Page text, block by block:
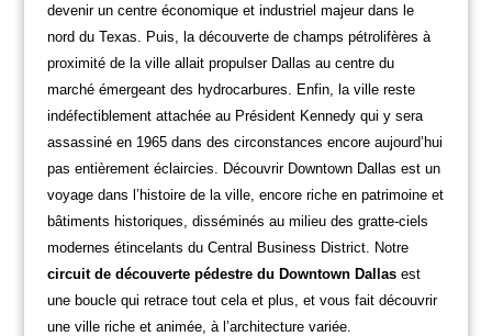
devenir un centre économique et industriel majeur dans le
nord du Texas. Puis, la découverte de champs pétrolifères à
proximité de la ville allait propulser Dallas au centre du
marché émergeant des hydrocarbures.
Enfin, la ville reste
indéfectiblement attachée au Président Kennedy qui y sera
assassiné en 1965 dans des circonstances encore aujourd’hui
pas entièrement éclaircies. Découvrir Downtown Dallas est un
voyage dans l’histoire de la ville, encore riche en patrimoine et
bâtiments historiques, disséminés au milieu des gratte-ciels
modernes étincelants du Central Business District. Notre
circuit de découverte pédestre du Downtown Dallasest
une boucle qui retrace tout cela et plus, et vous fait découvrir
une ville riche et animée, à l’architecture variée.